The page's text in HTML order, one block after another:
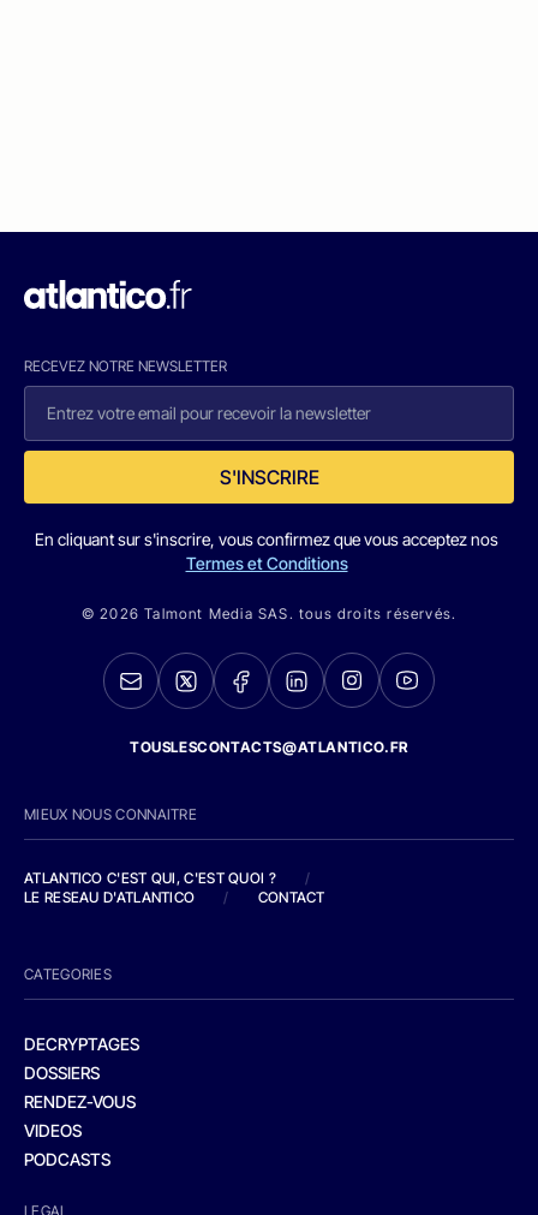
RECEVEZ NOTRE NEWSLETTER
S'INSCRIRE
En cliquant sur s'inscrire, vous confirmez que vous acceptez nos
Termes et Conditions
© 2026 Talmont Media SAS. tous droits réservés.
TOUSLESCONTACTS@ATLANTICO.FR
MIEUX NOUS CONNAITRE
ATLANTICO C'EST QUI, C'EST QUOI ?
/
LE RESEAU D'ATLANTICO
/ CONTACT
CATEGORIES
DECRYPTAGES
DOSSIERS
RENDEZ-VOUS
VIDEOS
PODCASTS
LEGAL